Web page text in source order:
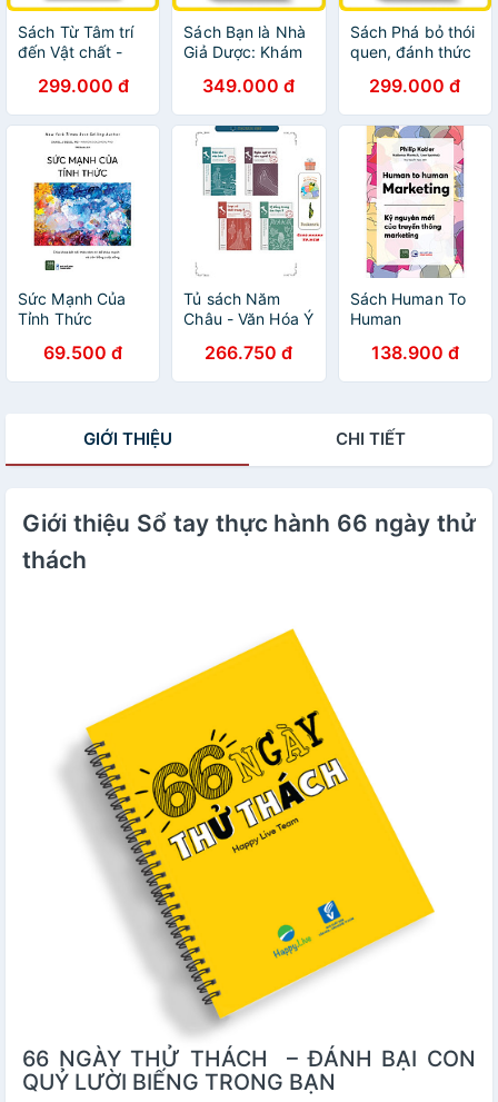
Sách Từ Tâm trí
đến Vật chất -
Happy Live
299.000 đ
Sách Bạn là Nhà
Giả Dược: Khám
của tiềm thức -
You Are the
Placebo: Making
Your Mind Matter
- Happy Live
349.000 đ
Sách Phá bỏ thói
quen, đánh thức
Breaking the
Habit of Being
Yourself - Happy
Live
299.000 đ
Sức Mạnh Của
Tỉnh Thức
69.500 đ
Tủ sách Năm
Châu - Văn Hóa Ý
tùy chọn)
266.750 đ
Sách Human To
Human
138.900 đ
GIỚI THIỆU CHI TIẾT
Giới thiệu Sổ tay thực hành 66 ngày thử
thách
66 NGÀY THỬ THÁCH – ĐÁNH BẠI CON
QUỶ LƯỜI BIẾNG TRONG BẠN